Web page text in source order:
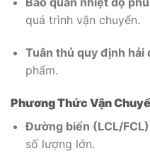
quá trình vận chuyển.
Tuân thủ quy định hải
phẩm.
Phương Thức Vận
Đường biển (LCL/FCL)
số lượng lớn.